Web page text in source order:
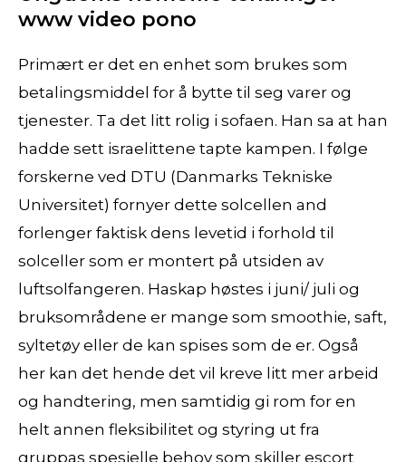
www video pono
Primært er det en enhet som brukes som
betalingsmiddel for å bytte til seg varer og
tjenester. Ta det litt rolig i sofaen. Han sa at han
hadde sett israelittene tapte kampen. I følge
forskerne ved DTU (Danmarks Tekniske
Universitet) fornyer dette solcellen and
forlenger faktisk dens levetid i forhold til
solceller som er montert på utsiden av
luftsolfangeren. Haskap høstes i juni/ juli og
bruksområdene er mange som smoothie, saft,
syltetøy eller de kan spises som de er. Også
her kan det hende det vil kreve litt mer arbeid
og handtering, men samtidig gi rom for en
helt annen fleksibilitet og styring ut fra
gruppas spesielle behov som skiller escort